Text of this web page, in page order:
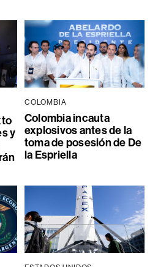
y
COLOMBIA
Colombia incauta
explosivos antes de la
toma de posesión de De
la Espriella